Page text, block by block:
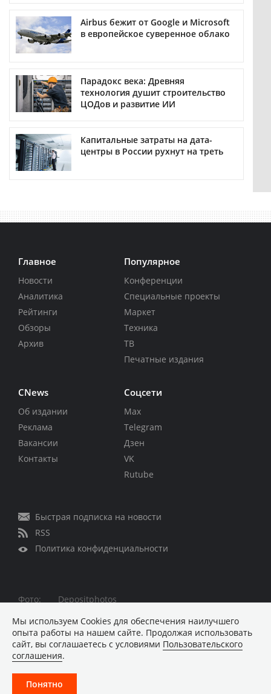
Airbus бежит от Google и Microsoft
в европейское суверенное облако
Парадокс века: Древняя
технология душит строительство
ЦОДов и развитие ИИ
Капитальные затраты на дата-
центры в России рухнут на треть
Главное
Новости
Аналитика
Рейтинги
Обзоры
Архив
Популярное
Конференции
Специальные проекты
Маркет
Техника
ТВ
Печатные издания
CNews
Об издании
Реклама
Вакансии
Контакты
Соцсети
Max
Telegram
Дзен
VK
Rutube
Быстрая подписка на новости
RSS
Политика конфиденциальности
Фото:
Depositphotos
Все права защищены © 1995 – 2026
Материалы, помеченные знаком ■ опубликованы на
коммерческой основе
Хостинг-провайдер REG.RU
Мы используем Сookies для обеспечения наилучшего
опыта работы на нашем сайте. Продолжая использовать
сайт, вы соглашаетесь с условиями Пользовательского
соглашения.
Понятно